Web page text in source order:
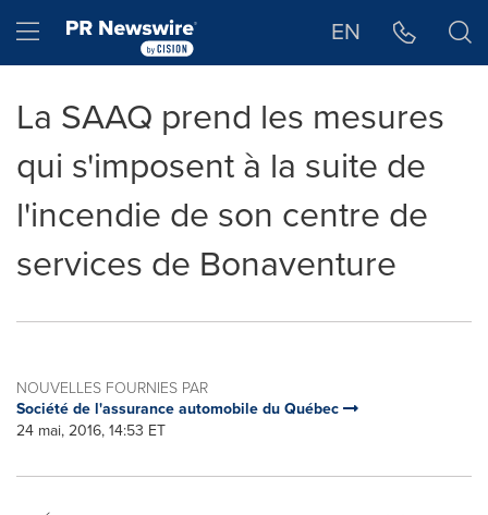
Hamburger menu EN
La SAAQ prend les mesures
qui s'imposent à la suite de
l'incendie de son centre de
services de Bonaventure
NOUVELLES FOURNIES PAR
Société de l'assurance automobile du Québec
24 mai, 2016, 14:53 ET